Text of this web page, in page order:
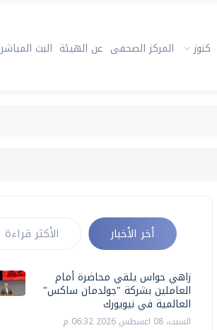
كنوز المركز الصحفى عن الهيئة البث المباشر
أخر الأخبار الأكثر قراءة
زاهي حواس يلقي محاضرة أمام
العاملين بشركة "جولدمان ساكس"
العالمية في نيويورك
السبت، 08 اغسطس 2026 06:32 م